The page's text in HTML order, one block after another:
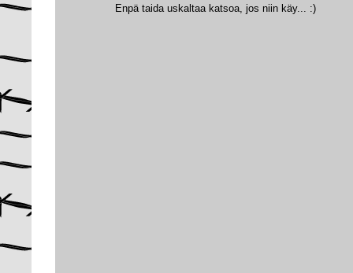
Enpä taida uskaltaa katsoa, jos niin käy... :)